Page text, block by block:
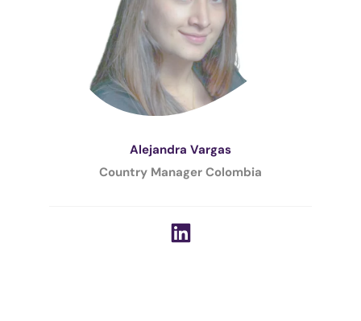
Alejandra Vargas
Country Manager Colombia